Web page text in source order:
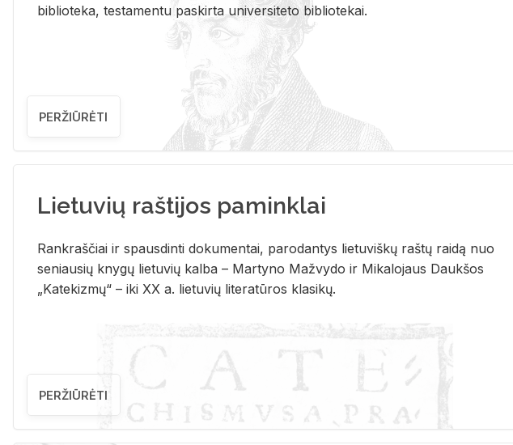
bi­b­lio­te­ka, te­sta­men­tu pa­skir­ta uni­ver­si­te­to bi­b­lio­te­kai.
PERŽIŪRĖTI
Lietuvių raštijos paminklai
Rank­raš­čiai ir spaus­din­ti do­ku­men­tai, pa­ro­dan­tys lie­tu­viš­kų raš­tų rai­dą nuo
se­niau­sių kny­gų lie­tu­vių kal­ba – Mar­ty­no Ma­žvy­do ir Mi­ka­lo­jaus Dauk­šos
„Ka­te­kiz­mų“ – iki XX a. lie­tu­vių li­te­ra­tū­ros kla­si­kų.
PERŽIŪRĖTI